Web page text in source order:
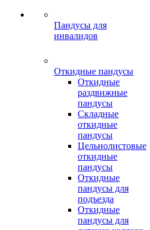
Пандусы для
инвалидов
Откидные пандусы
Откидные
раздвижные
пандусы
Складные
откидные
пандусы
Цельнолистовые
откидные
пандусы
Откидные
пандусы для
подъезда
Откидные
пандусы для